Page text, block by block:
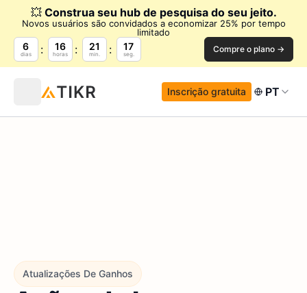
💥 Construa seu hub de pesquisa do seu jeito.
Novos usuários são convidados a economizar 25% por tempo
limitado
6
dias
16
horas
21
min.
15
seg. Compre o plano →
Inscrição gratuita PT
Atualizações De Ganhos